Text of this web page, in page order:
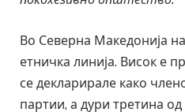
Во Северна Македонија
етничка линија. Висок е
се декларирале како
партии, а дури третина